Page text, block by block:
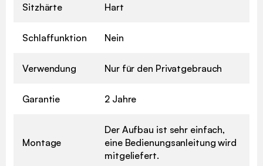
Sitzhärte Hart
Schlaffunktion Nein
Verwendung Nur für den Privatgebrauch
Garantie 2 Jahre
Montage
Der Aufbau ist sehr einfach,
eine Bedienungsanleitung wird
mitgeliefert.